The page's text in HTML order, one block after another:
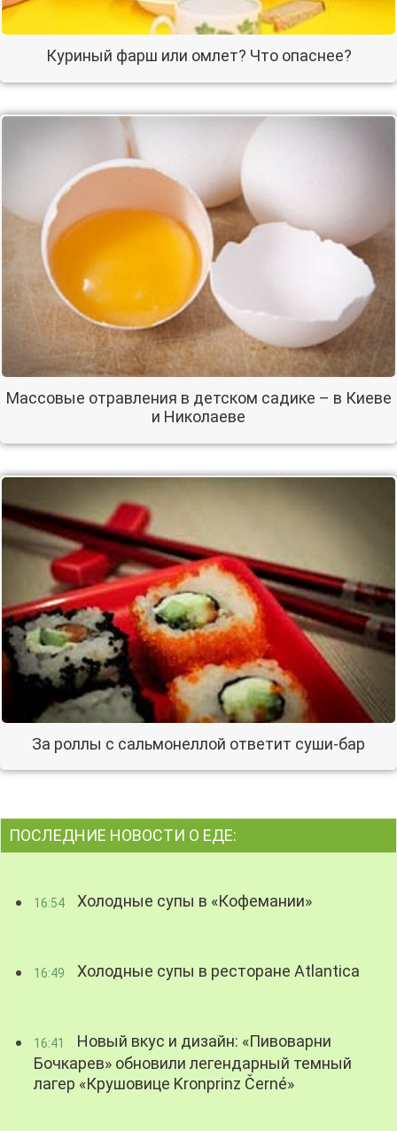
Куриный фарш или омлет? Что опаснее?
Массовые отравления в детском садике – в Киеве
и Николаеве
За роллы с сальмонеллой ответит суши-бар
ПОСЛЕДНИЕ НОВОСТИ О ЕДЕ:
16:54 Холодные супы в «Кофемании»
16:49 Холодные супы в ресторане Atlantica
16:41
Новый вкус и дизайн: «Пивоварни
Бочкарев» обновили легендарный темный
лагер «Крушовице Kronprinz Černé»